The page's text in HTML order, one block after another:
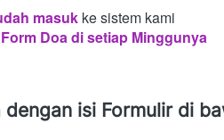
masuk ke sistem kami
Doa di setiap Minggunya
isi Formulir di